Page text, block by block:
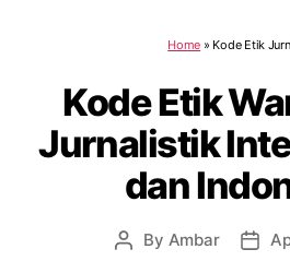
Home » Kode Etik
Kode Etik
Jurnalistik
dan
Post
By Ambar
Post